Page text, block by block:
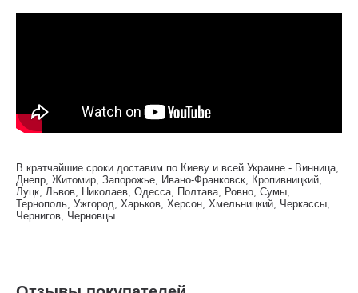
В кратчайшие сроки доставим по Киеву и всей Украине - Винница,
Днепр, Житомир, Запорожье, Ивано-Франковск, Кропивницкий,
Луцк, Львов, Николаев, Одесса, Полтава, Ровно, Сумы,
Тернополь, Ужгород, Харьков, Херсон, Хмельницкий, Черкассы,
Чернигов, Черновцы.